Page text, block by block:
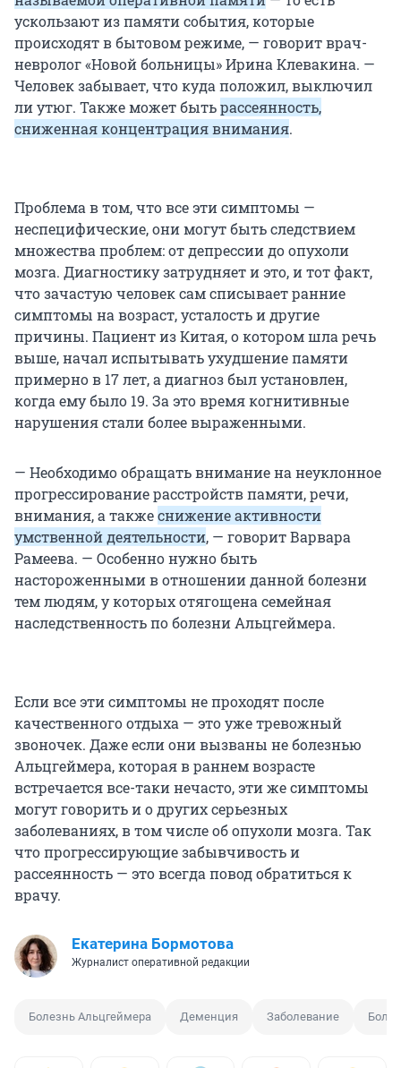
ускользают из памяти события, которые
происходят в бытовом режиме, — говорит врач-
невролог «Новой больницы» Ирина Клевакина. —
Человек забывает, что куда положил, выключил
ли утюг. Также может бытьрассеянность,
сниженная концентрация внимания.
Проблема в том, что все эти симптомы —
неспецифические, они могут быть следствием
множества проблем: от депрессии до опухоли
мозга. Диагностику затрудняет и это, и тот факт,
что зачастую человек сам списывает ранние
симптомы на возраст, усталость и другие
причины. Пациент из Китая, о котором шла речь
выше, начал испытывать ухудшение памяти
примерно в 17 лет, а диагноз был установлен,
когда ему было 19. За это время когнитивные
нарушения стали более выраженными.
— Необходимо обращать внимание на неуклонное
прогрессирование расстройств памяти, речи,
внимания, а такжеснижение активности
умственной деятельности, — говорит Варвара
Рамеева. — Особенно нужно быть
настороженными в отношении данной болезни
тем людям, у которых отягощена семейная
наследственность по болезни Альцгеймера.
Если все эти симптомы не проходят после
качественного отдыха — это уже тревожный
звоночек. Даже если они вызваны не болезнью
Альцгеймера, которая в раннем возрасте
встречается все-таки нечасто, эти же симптомы
могут говорить и о других серьезных
заболеваниях, в том числе об опухоли мозга. Так
что прогрессирующие забывчивость и
рассеянность — это всегда повод обратиться к
врачу.
Екатерина Бормотова
Журналист оперативной редакции
Болезнь Альцгеймера Деменция Заболевание